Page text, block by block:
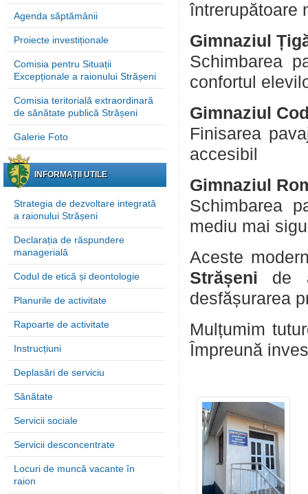
Agenda săptămânii
Proiecte investiționale
Comisia pentru Situații
Excepționale a raionului Strășeni
Comisia teritorială extraordinară
de sănătate publică Strășeni
Galerie Foto
INFORMAȚII UTILE
Strategia de dezvoltare integrată
a raionului Strășeni
Declarația de răspundere
managerială
Codul de etică și deontologie
Planurile de activitate
Rapoarte de activitate
Instrucțiuni
Deplasări de serviciu
Sănătate
Servicii sociale
Servicii desconcentrate
Locuri de muncă vacante în
raion
întrerupătoare
Gimnaziul
Schimbarea
confortul
Gimnaziul
Finisarea
accesibil
Gimnaziul
Schimbarea
mediu mai
Aceste
Strășeni de
desfășurarea
Mulțumim
Împreună